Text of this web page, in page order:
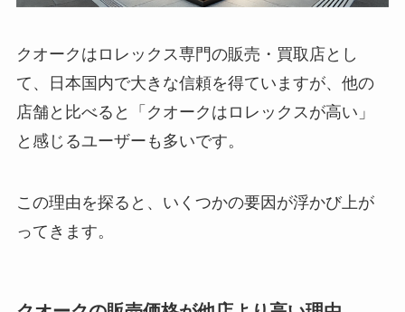
クオークはロレックス専門の販売・買取店とし
て、日本国内で大きな信頼を得ていますが、他の
店舗と比べると「クオークはロレックスが高い」
と感じるユーザーも多いです。
この理由を探ると、いくつかの要因が浮かび上が
ってきます。